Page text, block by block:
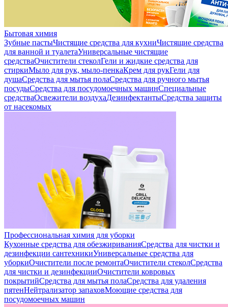
Бытовая химия
Зубные пастыЧистящие средства для кухниЧистящие средства
для ванной и туалетаУниверсальные чистящие
средстваОчистители стеколГели и жидкие средства для
стиркиМыло для рук, мыло-пенкаКрем для рукГели для
душаСредства для мытья полаСредства для ручного мытья
посудыСредства для посудомоечных машинСпециальные
средстваОсвежители воздухаДезинфектантыСредства защиты
от насекомых
Профессиональная химия для уборки
Кухонные средства для обезжириванияСредства для чистки и
дезинфекции сантехникиУниверсальные средства для
уборкиОчистители после ремонтаОчистители стеколСредства
для чистки и дезинфекцииОчистители ковровых
покрытийСредства для мытья полаСредства для удаления
пятенНейтрализатор запаховМоющие средства для
посудомоечных машин